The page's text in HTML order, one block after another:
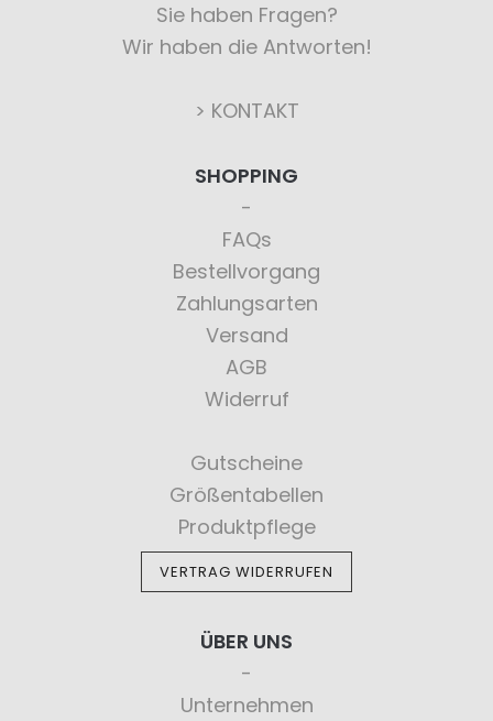
Sie haben Fragen?
Wir haben die Antworten!
> KONTAKT
SHOPPING
FAQs
Bestellvorgang
Zahlungsarten
Versand
AGB
Widerruf
Gutscheine
Größentabellen
Produktpflege
VERTRAG WIDERRUFEN
ÜBER UNS
Unternehmen